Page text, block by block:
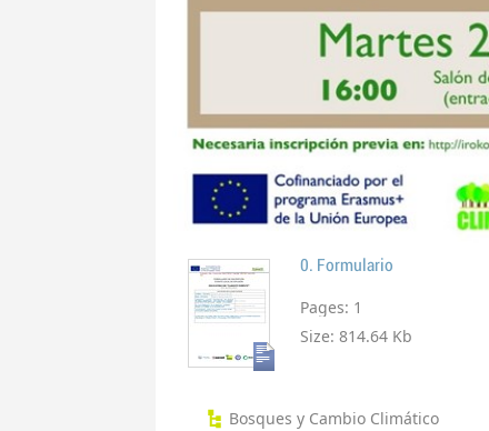
0. Formulario
Pages: 1
Size: 814.64 Kb
Bosques y Cambio Climático